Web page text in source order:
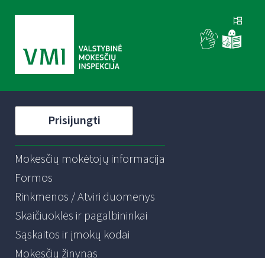
Prisijungti
Mokesčių mokėtojų informacija
Formos
Rinkmenos / Atviri duomenys
Skaičiuoklės ir pagalbininkai
Sąskaitos ir įmokų kodai
Mokesčių žinynas